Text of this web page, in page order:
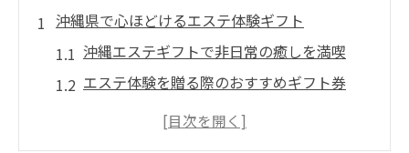
沖縄県で心ほどけるエステ体験ギフト
沖縄エステギフトで非日常の癒しを満喫
エステ体験を贈る際のおすすめギフト券
エステプレゼントが心に残る理由とは